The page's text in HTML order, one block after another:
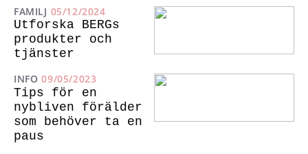
FAMILJ 05/12/2024
Utforska BERGs
produkter och
tjänster
INFO 09/05/2023
Tips för en
nybliven förälder
som behöver ta en
paus